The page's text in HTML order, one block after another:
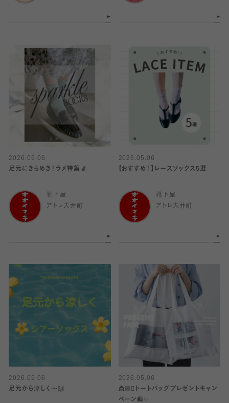
2026.05.06
足元にきらめき！ラメ特集🧦
靴下屋
アトレ大井町
2026.05.06
【おすすめ！】レースソックス5選
靴下屋
アトレ大井町
2026.05.06
足元から涼しく〜🙌
2026.05.06
👸🏼🫯トートバッグプレゼントキャン
ペーン🛍️✨